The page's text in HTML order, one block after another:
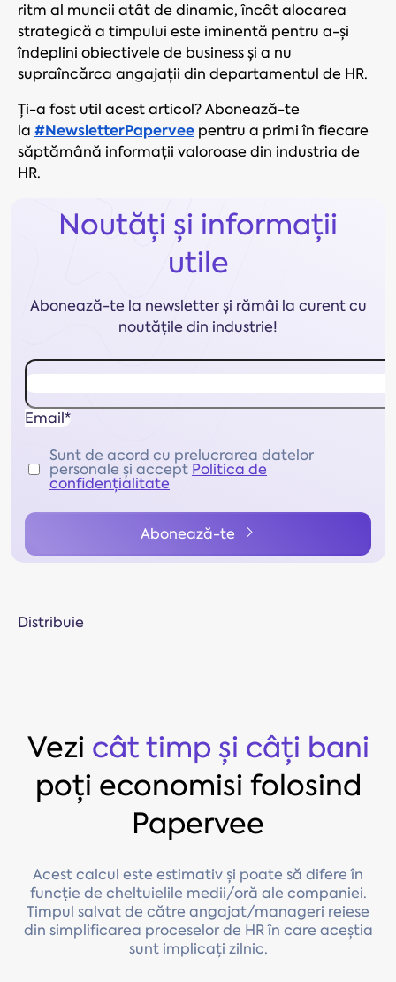
ritm al muncii atât de dinamic, încât alocarea
strategică a timpului este iminentă pentru a-și
îndeplini obiectivele de business și a nu
supraîncărca angajații din departamentul de HR.
Ți-a fost util acest articol? Abonează-te
la #NewsletterPapervee pentru a primi în fiecare
săptămână informații valoroase din industria de
HR.
Noutăți și informații
utile
Abonează-te la newsletter și rămâi la curent cu
noutățile din industrie!
Email*
Sunt de acord cu prelucrarea datelor
personale și accept Politica de
confidențialitate
Abonează-te
Distribuie
Vezi cât timp și câți bani
poți economisi folosind
Papervee
Acest calcul este estimativ și poate să difere în
funcție de cheltuielile medii/oră ale companiei.
Timpul salvat de către angajat/manageri reiese
din simplificarea proceselor de HR în care aceștia
sunt implicați zilnic.